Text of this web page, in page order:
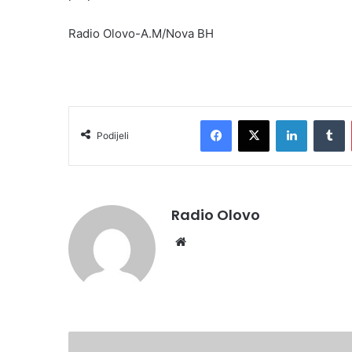
Radio Olovo-A.M/Nova BH
Podijeli
Facebook
X LinkedIn
Radio Olovo